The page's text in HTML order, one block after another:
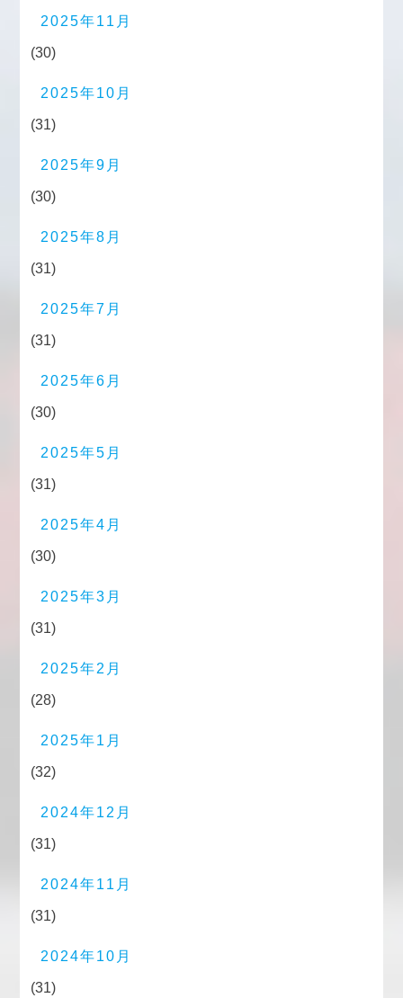
2025年11月
(30)
2025年10月
(31)
2025年9月
(30)
2025年8月
(31)
2025年7月
(31)
2025年6月
(30)
2025年5月
(31)
2025年4月
(30)
2025年3月
(31)
2025年2月
(28)
2025年1月
(32)
2024年12月
(31)
2024年11月
(31)
2024年10月
(31)